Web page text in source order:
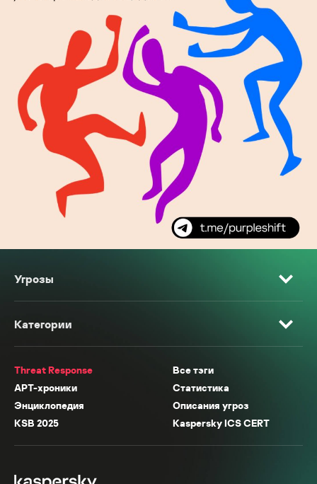
Угрозы
Категории
Threat Response
Все тэги
APT-хроники
Статистика
Энциклопедия
Описания угроз
KSB 2025
Kaspersky ICS CERT